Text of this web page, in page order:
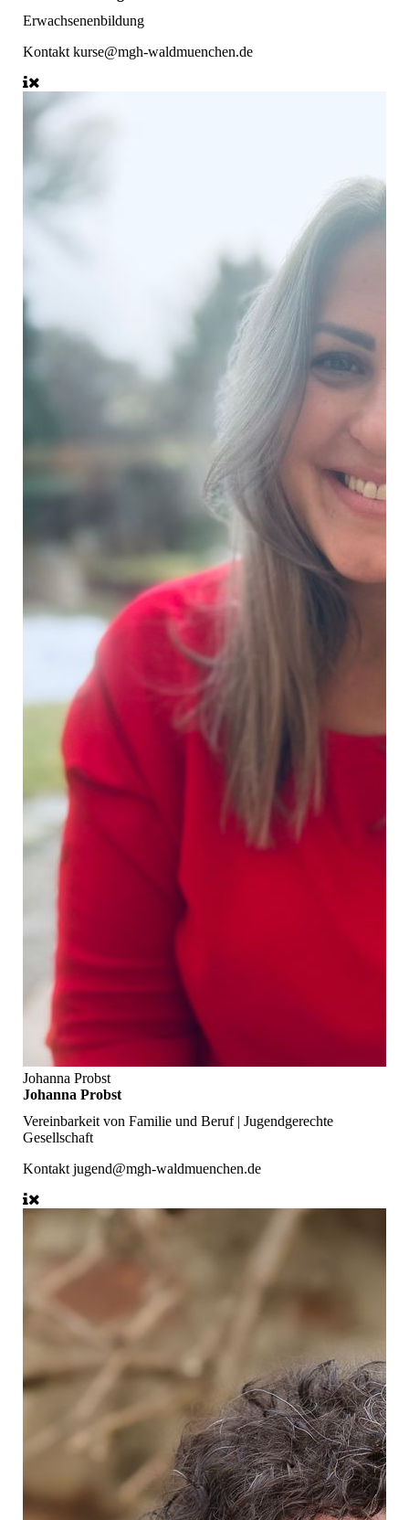
Erwachsenenbildung
Kontakt kurse@mgh-waldmuenchen.de
Johanna Probst
Johanna Probst
Vereinbarkeit von Familie und Beruf | Jugendgerechte
Gesellschaft
Kontakt jugend@mgh-waldmuenchen.de